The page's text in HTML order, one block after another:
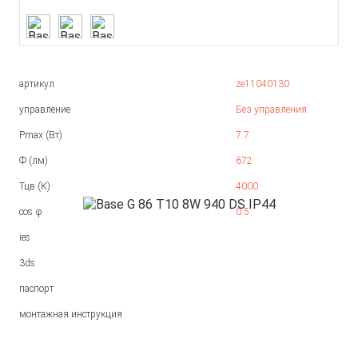
артикул ze11040130
управление Без управления
Pmax (Вт) 7.7
Ф (лм) 672
Тцв (К) 4000
cos φ 0.5
ies
3ds
паспорт
монтажная инструкция